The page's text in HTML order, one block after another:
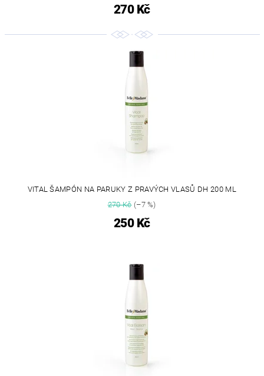
270 Kč
VITAL ŠAMPÓN NA PARUKY Z PRAVÝCH VLASŮ DH 200 ML
270 Kč(–7 %)
250 Kč